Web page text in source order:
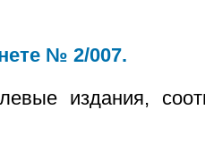
№ 2/007.
издания,